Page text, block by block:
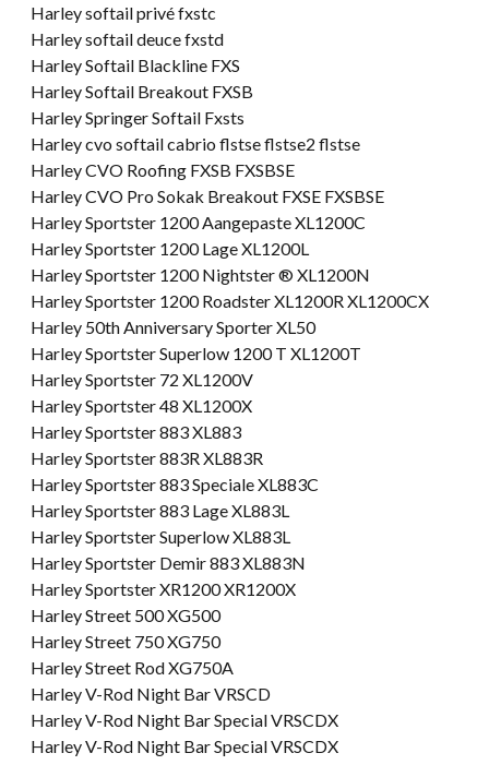
Harley softail privé fxstc
Harley softail deuce fxstd
Harley Softail Blackline FXS
Harley Softail Breakout FXSB
Harley Springer Softail Fxsts
Harley cvo softail cabrio flstse flstse2 flstse
Harley CVO Roofing FXSB FXSBSE
Harley CVO Pro Sokak Breakout FXSE FXSBSE
Harley Sportster 1200 Aangepaste XL1200C
Harley Sportster 1200 Lage XL1200L
Harley Sportster 1200 Nightster ® XL1200N
Harley Sportster 1200 Roadster XL1200R XL1200CX
Harley 50th Anniversary Sporter XL50
Harley Sportster Superlow 1200 T XL1200T
Harley Sportster 72 XL1200V
Harley Sportster 48 XL1200X
Harley Sportster 883 XL883
Harley Sportster 883R XL883R
Harley Sportster 883 Speciale XL883C
Harley Sportster 883 Lage XL883L
Harley Sportster Superlow XL883L
Harley Sportster Demir 883 XL883N
Harley Sportster XR1200 XR1200X
Harley Street 500 XG500
Harley Street 750 XG750
Harley Street Rod XG750A
Harley V-Rod Night Bar VRSCD
Harley V-Rod Night Bar Special VRSCDX
Harley V-Rod Night Bar Special VRSCDX